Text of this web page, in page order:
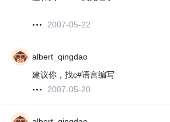
2007-05-22
albert_qingdao
建议你，找c#语言编写
2007-05-20